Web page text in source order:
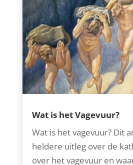
Wat is het Vagevuur?
Wat is het vagevuur? Dit
heldere uitleg over de
over het vagevuur en